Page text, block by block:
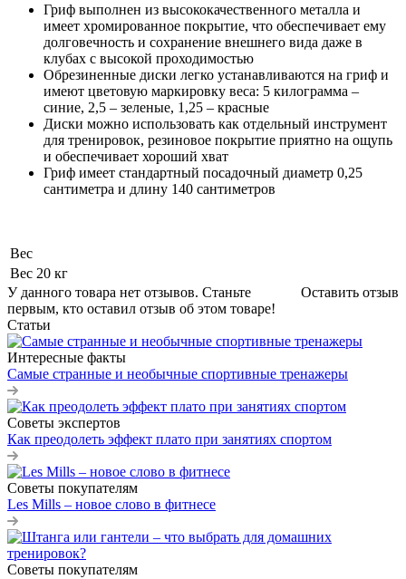
Гриф выполнен из высококачественного металла и
имеет хромированное покрытие, что обеспечивает ему
долговечность и сохранение внешнего вида даже в
клубах с высокой проходимостью
Обрезиненные диски легко устанавливаются на гриф и
имеют цветовую маркировку веса: 5 килограмма –
синие, 2,5 – зеленые, 1,25 – красные
Диски можно использовать как отдельный инструмент
для тренировок, резиновое покрытие приятно на ощупь
и обеспечивает хороший хват
Гриф имеет стандартный посадочный диаметр 0,25
сантиметра и длину 140 сантиметров
Вес
Вес 20 кг
Оставить отзыв
У данного товара нет отзывов. Станьте
первым, кто оставил отзыв об этом товаре!
Статьи
Интересные факты
Самые странные и необычные спортивные тренажеры
Советы экспертов
Как преодолеть эффект плато при занятиях спортом
Советы покупателям
Les Mills – новое слово в фитнесе
Советы покупателям